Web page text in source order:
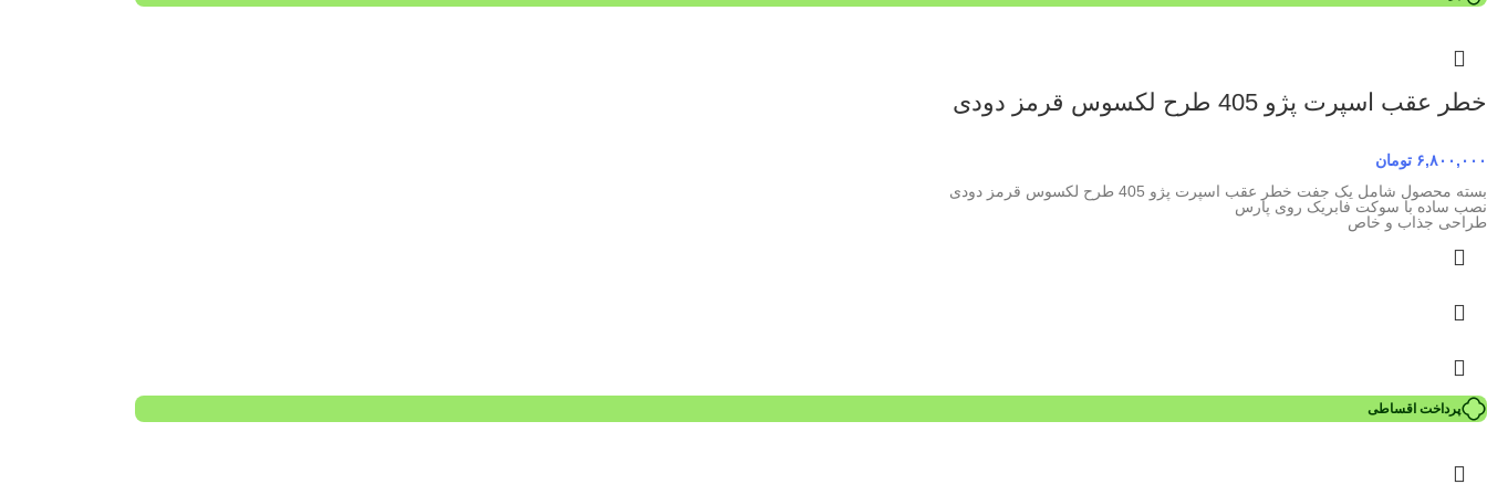
خطر عقب اسپرت پژو 405 طرح لکسوس قرمز دودی
۶,۸۰۰,۰۰۰ تومان
بسته محصول شامل یک جفت خطر عقب اسپرت پژو 405 طرح لکسوس قرمز دودی
نصب ساده با سوکت فابریک روی پارس
طراحی جذاب و خاص
پرداخت اقساطی